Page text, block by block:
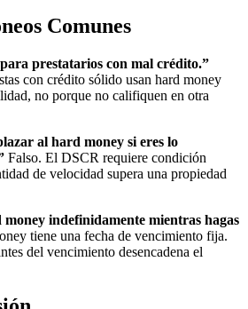
Comunes
prestatarios con mal crédito.”
con crédito sólido usan hard money
no porque no califiquen en otra
al hard money si eres lo
Falso. El DSCR requiere condición
de velocidad supera una propiedad
indefinidamente mientras hagas
tiene una fecha de vencimiento fija.
del vencimiento desencadena el